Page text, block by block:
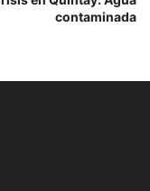
contaminada